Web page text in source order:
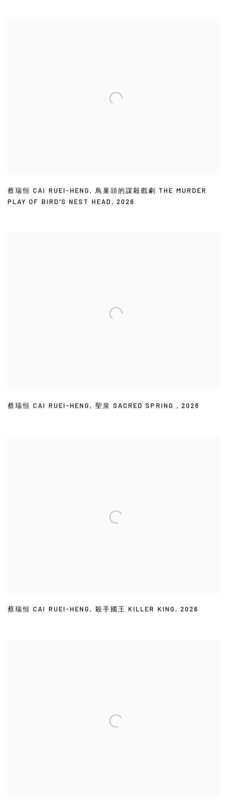
蔡瑞恒 CAI RUEI-HENG , 鳥巢頭的謀殺戲劇 THE MURDER
PLAY OF BIRD’S NEST HEAD ,2026
蔡瑞恒 CAI RUEI-HENG , 聖泉 SACRED SPRING ,2026
蔡瑞恒 CAI RUEI-HENG, 殺手國王 KILLER KING, 2026